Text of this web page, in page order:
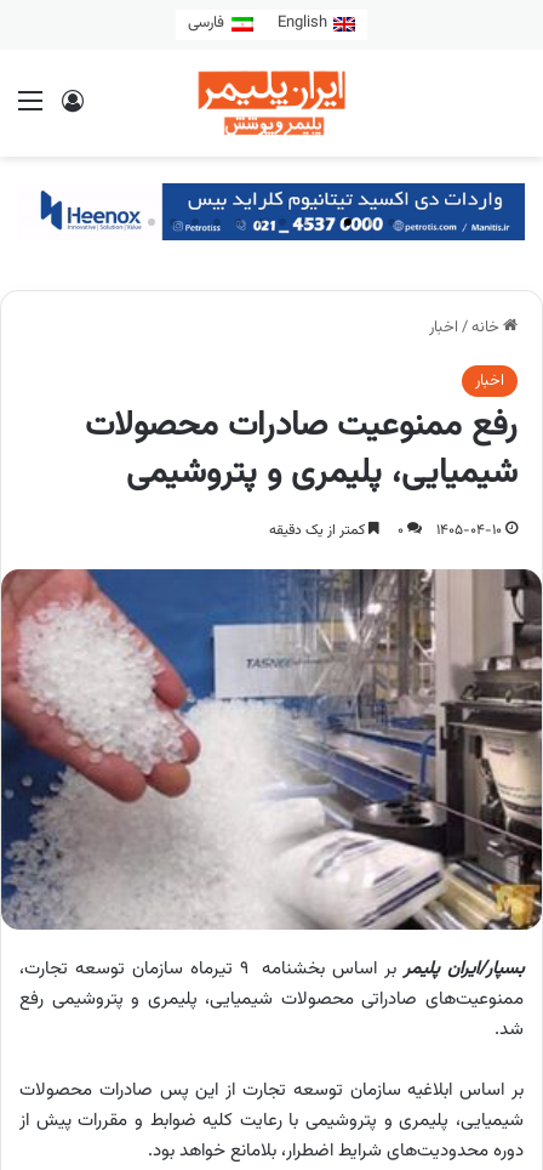
English فارسی
خانه/ اخبار
اخبار
رفع ممنوعیت صادرات محصولات
شیمیایی، پلیمری و پتروشیمی
1405-04-10
0 کمتر از یک دقیقه
بسپار/ایران پلیمر
بر اساس بخشنامه ۹ تیرماه سازمان توسعه تجارت،
ممنوعیت‌های صادراتی محصولات شیمیایی، پلیمری و پتروشیمی رفع
شد.
بر اساس ابلاغیه سازمان توسعه تجارت از این پس صادرات محصولات
شیمیایی، پلیمری و پتروشیمی با رعایت کلیه ضوابط و مقررات پیش از
دوره محدودیت‌های شرایط اضطرار، بلامانع خواهد بود.